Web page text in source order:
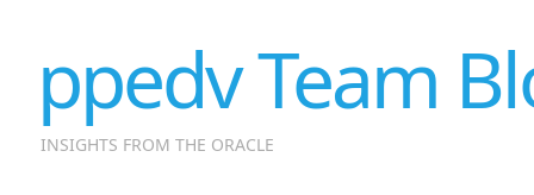
ppedv Team
INSIGHTS FROM THE ORACLE